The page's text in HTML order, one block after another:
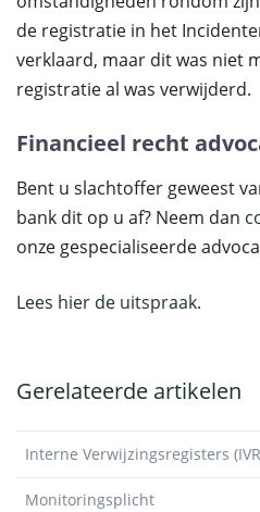
de registratie in het
verklaard, maar dit was niet
registratie al was verwijderd.
Financieel recht
Bent u slachtoffer geweest
bank dit op u af? Neem dan
onze gespecialiseerde
Lees hier de uitspraak.
Gerelateerde artikelen
Interne Verwijzingsregisters
Monitoringsplicht